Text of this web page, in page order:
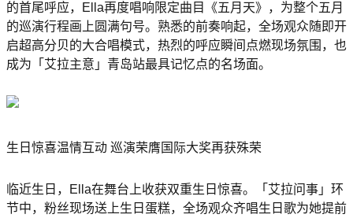
的首尾呼应，Ella再度唱响限定曲目《五月天》，为整个五月
的巡演行程画上圆满句号。熟悉的前奏响起，全场观众随即开
启超高分贝的大合唱模式，热烈的呼应瞬间点燃现场氛围，也
成为「艾拉主意」青岛站最具记忆点的名场面。
生日惊喜温情互动 巡演荣膺国际大奖再获殊荣
临近生日，Ella在舞台上收获双重生日惊喜。「艾拉问事」环
节中，粉丝现场送上生日蛋糕，全场观众齐唱生日歌为她提前